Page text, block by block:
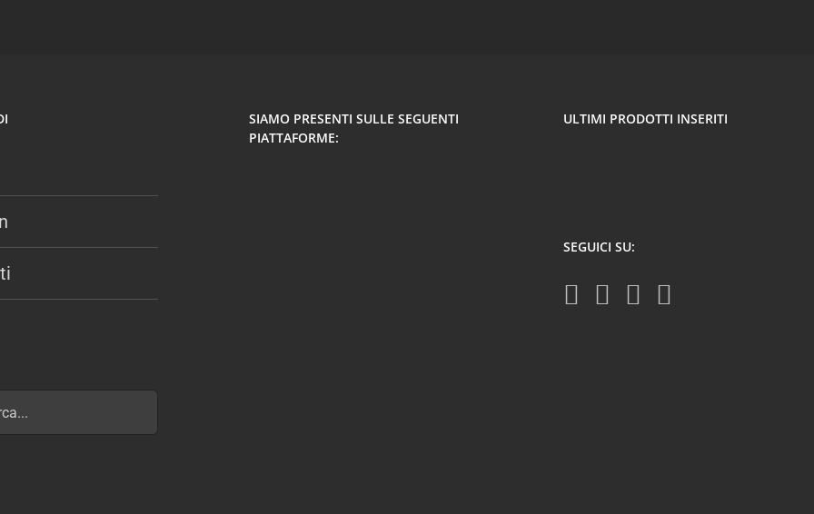
SIAMO PRESENTI SULLE SEGUENTI
PIATTAFORME:
ULTIMI PRODOTTI INSERITI
SEGUICI SU: